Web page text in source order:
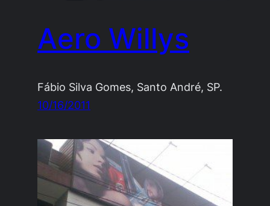
Aero Willys
Fábio Silva Gomes, Santo André, SP.
10/16/2011